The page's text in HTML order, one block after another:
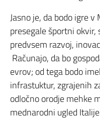
Jasno je, da bodo igre
presegale športni
predvsem razvoj,
Računajo, da bo
evrov; od tega bodo
infrastuktur, zgrajenih
odločno orodje mehke
mednarodni ugled